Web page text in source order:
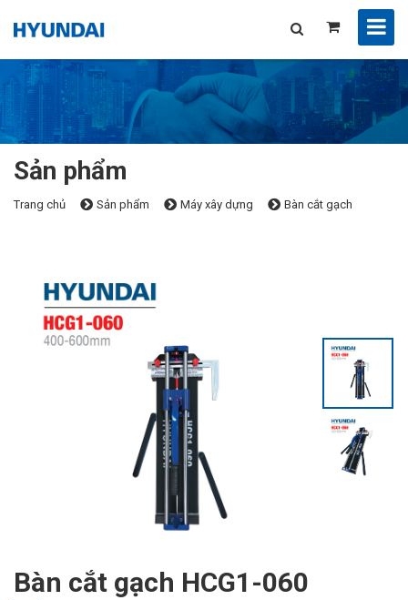
Sản phẩm
Trang chủ Sản phẩm Máy xây dựng Bàn cắt gạch
Bàn cắt gạch HCG1-060